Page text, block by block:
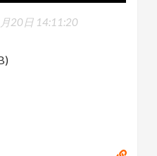
20日 14:11:20